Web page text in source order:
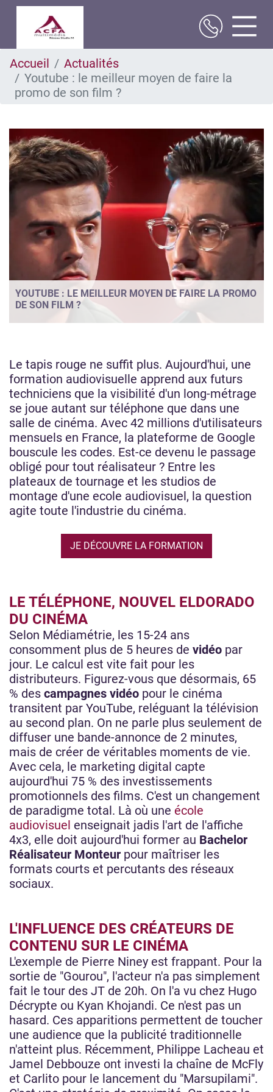
au
contenu
principal
Accueil
Actualités
Youtube : le meilleur moyen de faire la
promo de son film ?
YOUTUBE : LE MEILLEUR MOYEN DE FAIRE LA PROMO
DE SON FILM ?
Le tapis rouge ne suffit plus. Aujourd'hui, une
formation audiovisuelle apprend aux futurs
techniciens que la visibilité d'un long-métrage
se joue autant sur téléphone que dans une
salle de cinéma. Avec 42 millions d'utilisateurs
mensuels en France, la plateforme de Google
bouscule les codes. Est-ce devenu le passage
obligé pour tout réalisateur ? Entre les
plateaux de tournage et les studios de
montage d'une ecole audiovisuel, la question
agite toute l'industrie du cinéma.
JE DÉCOUVRE LA FORMATION
LE TÉLÉPHONE, NOUVEL ELDORADO
DU CINÉMA
Selon Médiamétrie, les 15-24 ans
consomment plus de 5 heures de vidéo par
jour. Le calcul est vite fait pour les
distributeurs. Figurez-vous que désormais, 65
% des campagnes vidéo pour le cinéma
transitent par YouTube, reléguant la télévision
au second plan. On ne parle plus seulement de
diffuser une bande-annonce de 2 minutes,
mais de créer de véritables moments de vie.
Avec cela, le marketing digital capte
aujourd'hui 75 % des investissements
promotionnels des films. C'est un changement
de paradigme total. Là où une école
audiovisuel enseignait jadis l'art de l'affiche
4x3, elle doit aujourd'hui former au Bachelor
Réalisateur Monteur pour maîtriser les
formats courts et percutants des réseaux
sociaux.
L'INFLUENCE DES CRÉATEURS DE
CONTENU SUR LE CINÉMA
L'exemple de Pierre Niney est frappant. Pour la
sortie de "Gourou", l'acteur n'a pas simplement
fait le tour des JT de 20h. On l'a vu chez Hugo
Décrypte ou Kyan Khojandi. Ce n'est pas un
hasard. Ces apparitions permettent de toucher
une audience que la publicité traditionnelle
n'atteint plus. Récemment, Philippe Lacheau et
Jamel Debbouze ont investi la chaîne de McFly
et Carlito pour le lancement du "Marsupilami".